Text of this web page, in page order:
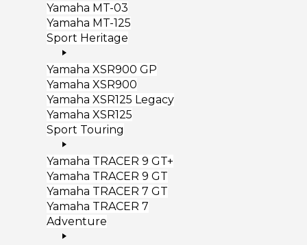
Yamaha MT-03
Yamaha MT-125
Sport Heritage
Yamaha XSR900 GP
Yamaha XSR900
Yamaha XSR125 Legacy
Yamaha XSR125
Sport Touring
Yamaha TRACER 9 GT+
Yamaha TRACER 9 GT
Yamaha TRACER 7 GT
Yamaha TRACER 7
Adventure